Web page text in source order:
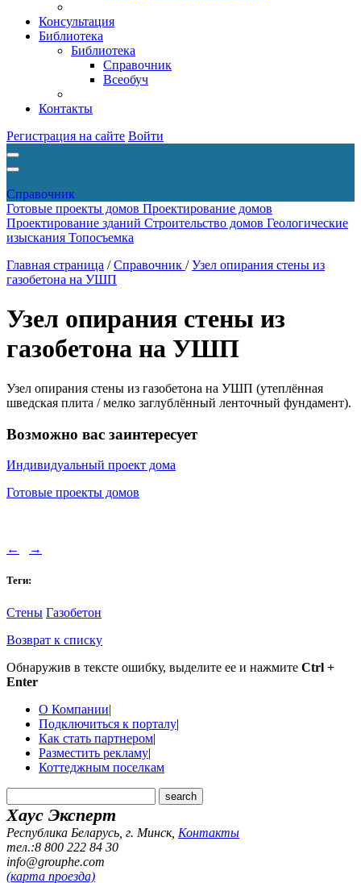
Консультация
Библиотека
Библиотека
Справочник
Всеобуч
Контакты
Регистрация на сайте Войти
Справочник
Готовые проекты домов Проектирование домов
Проектирование зданий Строительство домов Геологические
изыскания Топосъемка
Главная страница / Справочник / Узел опирания стены из
газобетона на УШП
Узел опирания стены из
газобетона на УШП
Узел опирания стены из газобетона на УШП (утеплённая
шведская плита / мелко заглублённый ленточный фундамент).
Возможно вас заинтересует
Индивидуальный проект дома
Готовые проекты домов
← →
Теги:
Стены Газобетон
Возврат к списку
Обнаружив в тексте ошибку, выделите ее и нажмите Ctrl +
Enter
О Компании|
Подключиться к порталу|
Как стать партнером|
Разместить рекламу|
Коттеджным поселкам
Хаус Эксперт
Республика Беларусь, г. Минск, Контакты
тел.:8 800 222 84 30
info@grouphe.com
(карта проезда)